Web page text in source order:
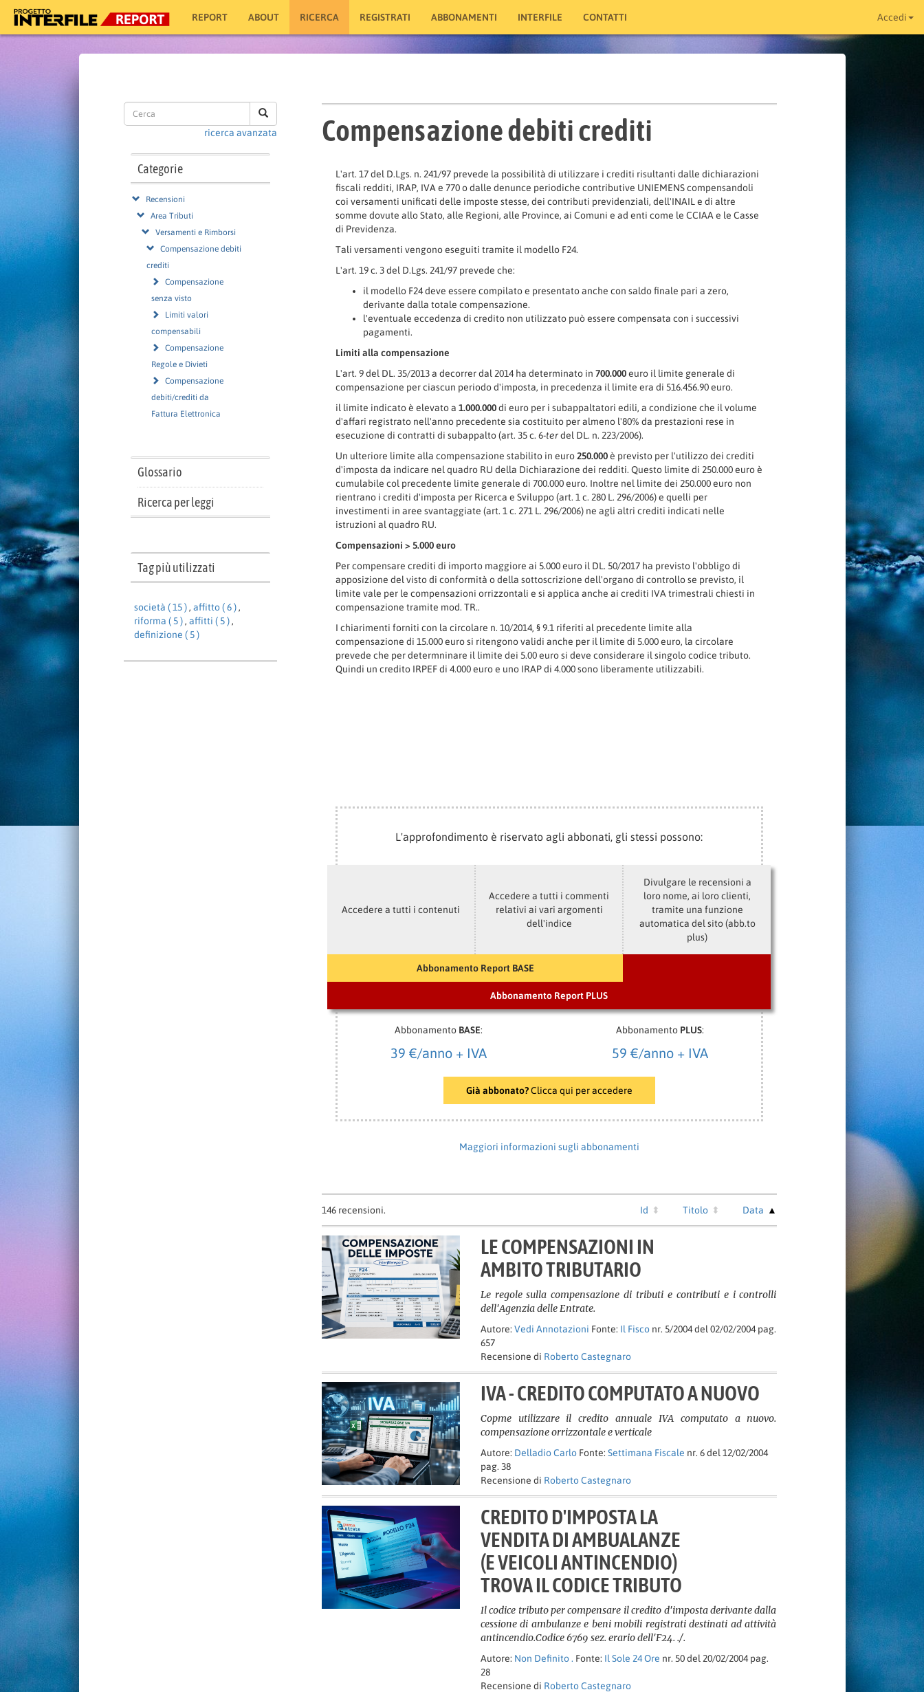
REPORT ABOUT RICERCA REGISTRATI ABBONAMENTI INTERFILE CONTATTI Accedi
ricerca avanzata
Categorie
Recensioni
Area Tributi
Versamenti e Rimborsi
Compensazione debiti
crediti
Compensazione
senza visto
Limiti valori
compensabili
Compensazione
Regole e Divieti
Compensazione
debiti/crediti da
Fattura Elettronica
Glossario
Ricerca per leggi
Tag più utilizzati
società ( 15 ), affitto ( 6 ),
riforma ( 5 ), affitti ( 5 ),
definizione ( 5 )
Compensazione debiti crediti
L'art. 17 del D.Lgs. n. 241/97 prevede la possibilità di utilizzare i crediti risultanti dalle dichiarazioni
fiscali redditi, IRAP, IVA e 770 o dalle denunce periodiche contributive UNIEMENS compensandoli
coi versamenti unificati delle imposte stesse, dei contributi previdenziali, dell'INAIL e di altre
somme dovute allo Stato, alle Regioni, alle Province, ai Comuni e ad enti come le CCIAA e le Casse
di Previdenza.
Tali versamenti vengono eseguiti tramite il modello F24.
L'art. 19 c. 3 del D.Lgs. 241/97 prevede che:
il modello F24 deve essere compilato e presentato anche con saldo finale pari a zero,
derivante dalla totale compensazione.
l'eventuale eccedenza di credito non utilizzato può essere compensata con i successivi
pagamenti.
Limiti alla compensazione
L'art. 9 del DL. 35/2013 a decorrer dal 2014 ha determinato in700.000euro il limite generale di
compensazione per ciascun periodo d'imposta, in precedenza il limite era di 516.456.90 euro.
il limite indicato è elevato a1.000.000di euro per i subappaltatori edili, a condizione che il volume
d'affari registrato nell'anno precedente sia costituito per almeno l'80% da prestazioni rese in
esecuzione di contratti di subappalto (art. 35 c. 6-terdel DL. n. 223/2006).
Un ulteriore limite alla compensazione stabilito in euro250.000è previsto per l'utilizzo dei crediti
d'imposta da indicare nel quadro RU della Dichiarazione dei redditi. Questo limite di 250.000 euro è
cumulabile col precedente limite generale di 700.000 euro. Inoltre nel limite dei 250.000 euro non
rientrano i crediti d'imposta per Ricerca e Sviluppo (art. 1 c. 280 L. 296/2006) e quelli per
investimenti in aree svantaggiate (art. 1 c. 271 L. 296/2006) ne agli altri crediti indicati nelle
istruzioni al quadro RU.
Compensazioni > 5.000 euro
Per compensare crediti di importo maggiore ai 5.000 euro il DL. 50/2017 ha previsto l'obbligo di
apposizione del visto di conformità o della sottoscrizione dell'organo di controllo se previsto, il
limite vale per le compensazioni orrizzontali e si applica anche ai crediti IVA trimestrali chiesti in
compensazione tramite mod. TR..
I chiarimenti forniti con la circolare n. 10/2014, § 9.1 riferiti al precedente limite alla
compensazione di 15.000 euro si ritengono validi anche per il limite di 5.000 euro, la circolare
prevede che per determninare il limite dei 5.00 euro si deve considerare il singolo codice tributo.
Quindi un credito IRPEF di 4.000 euro e uno IRAP di 4.000 sono liberamente utilizzabili.
L'approfondimento è riservato agli abbonati, gli stessi possono:
Accedere a tutti i contenuti
Accedere a tutti i commenti
relativi ai vari argomenti
dell'indice
Divulgare le recensioni a
loro nome, ai loro clienti,
tramite una funzione
automatica del sito (abb.to
plus)
Abbonamento Report BASE
Abbonamento Report PLUS
Abbonamento BASE:
39 €/anno + IVA
Abbonamento PLUS:
59 €/anno + IVA
Già abbonato?Clicca qui per accedere
Maggiori informazioni sugli abbonamenti
146 recensioni. Id Titolo Data
LE COMPENSAZIONI IN
AMBITO TRIBUTARIO
Le regole sulla compensazione di tributi e contributi e i controlli
dell'Agenzia delle Entrate.
Autore: Vedi Annotazioni Fonte: Il Fisconr. 5/2004 del 02/02/2004 pag.
657
Recensione di Roberto Castegnaro
IVA - CREDITO COMPUTATO A NUOVO
Copme utilizzare il credito annuale IVA computato a nuovo.
compensazione orrizzontale e verticale
Autore: Delladio CarloFonte: Settimana Fiscale nr. 6 del 12/02/2004
pag. 38
Recensione di Roberto Castegnaro
CREDITO D'IMPOSTA LA
VENDITA DI AMBUALANZE
(E VEICOLI ANTINCENDIO)
TROVA IL CODICE TRIBUTO
Il codice tributo per compensare il credito d'imposta derivante dalla
cessione di ambulanze e beni mobili registrati destinati ad attività
antincendio.Codice 6769 sez. erario dell'F24. ./.
Autore: Non Definito . Fonte: Il Sole 24 Ore nr. 50 del 20/02/2004 pag.
28
Recensione di Roberto Castegnaro